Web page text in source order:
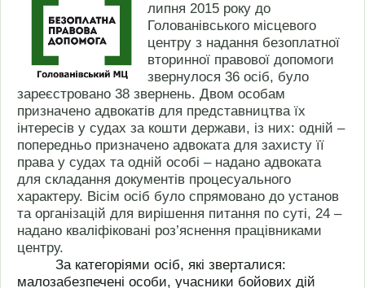
липня 2015 року до
Голованівського місцевого
центру з надання безоплатної
вторинної правової допомоги
звернулося 36 осіб, було
зареєстровано 38 звернень. Двом особам
призначено адвокатів для представництва їх
інтересів у судах за кошти держави, із них: одній –
попередньо призначено адвоката для захисту її
права у судах та одній особі – надано адвоката
для складання документів процесуального
характеру. Вісім осіб було спрямовано до установ
та організацій для вирішення питання по суті, 24 –
надано кваліфіковані роз’яснення працівниками
центру.
За категоріями осіб, які зверталися:
малозабезпечені особи, учасники бойових дій